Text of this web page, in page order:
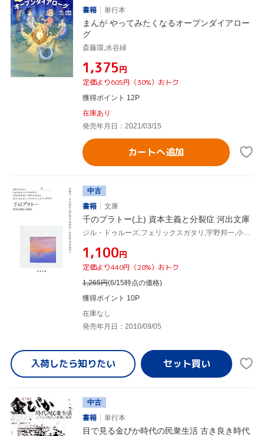
書籍 単行本
まんが やってみたくなるオープンダイアロー
グ
斎藤環,水谷緑
¥1,375円
定価より605円（30%）おトク
獲得ポイント 12P
在庫あり
発売年月日：2021/03/15
カートへ追加
中古
書籍
文庫
千のプラトー(上) 資本主義と分裂症 河出文庫
ジル・ドゥルーズ,フェリックスガタリ,宇野邦一,小沢秋広,田中敏彦,豊崎光一,宮林寛,守中高明,
¥1,100円
定価より440円（28%）おトク
1,265円(6/15時点の価格)
獲得ポイント 10P
在庫なし
発売年月日：2010/09/05
入荷したら知りたい
中古
書籍
単行本
目で見る金ぴか時代の民衆生活 古き良き時代